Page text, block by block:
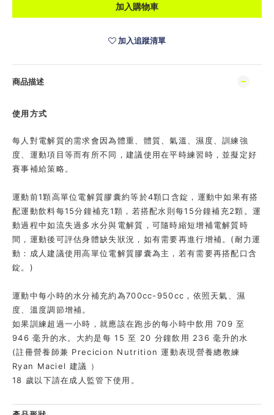
加入購物車
加入追蹤清單
商品描述
使用方式
每人對電解質的需求會因為體重、體質、氣溫、濕度、訓練強
度、運動項目等而有所不同，建議使用在平時練習時，並擬定好
賽事補給策略。
運動前1顆高單位電解質膠囊約等於4顆口含錠，運動中如果有搭
配運動飲料每15分鐘補充1顆，若搭配水則每15分鐘補充2顆。運
動過程中如流失過多水分與電解質，可隨時縮短增補電解質時
間，運動後可評估身體缺失狀況，如有需要再進行增補。(耐力運
動：成人建議使用高單位電解質膠囊為主，若有需要再搭配口含
錠。)
運動中每小時的水分補充約為700cc-950cc，依照天氣、濕
度、溫度調節增補。
如果訓練超過一小時，就應該在跑步的每小時中飲用 709 至
946 毫升的水。大約是每 15 至 20 分鐘飲用 236 毫升的水
(註冊營養師兼 Precicion Nutrition 運動表現營養總教練
Ryan Maciel 建議 ）
18 歲以下請在成人監管下使用。